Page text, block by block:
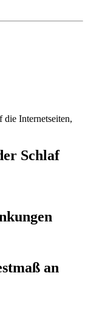
Internetseiten,
Schlaf
an